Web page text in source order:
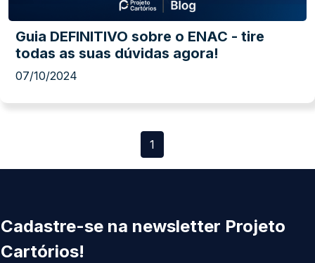
Guia DEFINITIVO sobre o ENAC - tire
todas as suas dúvidas agora!
07/10/2024
1
Cadastre-se na newsletter Projeto
Cartórios!